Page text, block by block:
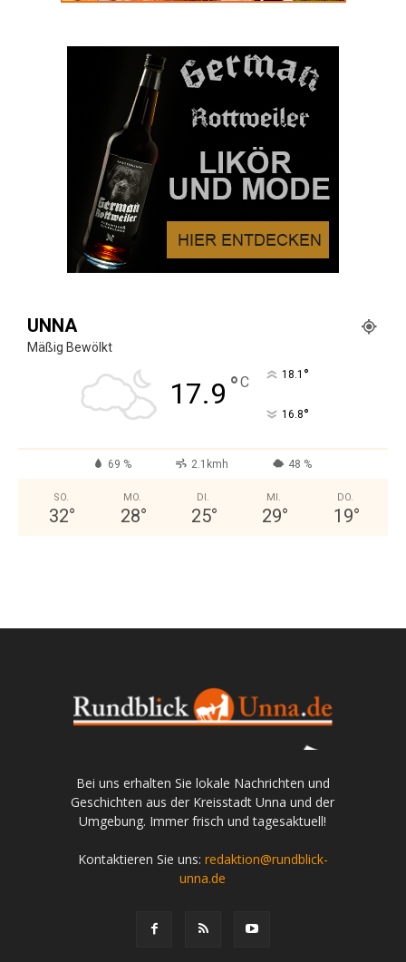
UNNA
Mäßig Bewölkt
17.9 °C 18.1 °
16.8°
69 % 2.1kmh 48 %
SO.
32°
MO.
28°
DI.
25°
MI.
29°
DO.
19°
Bei uns erhalten Sie lokale Nachrichten und
Geschichten aus der Kreisstadt Unna und der
Umgebung. Immer frisch und tagesaktuell!
Kontaktieren Sie uns: redaktion@rundblick-
unna.de